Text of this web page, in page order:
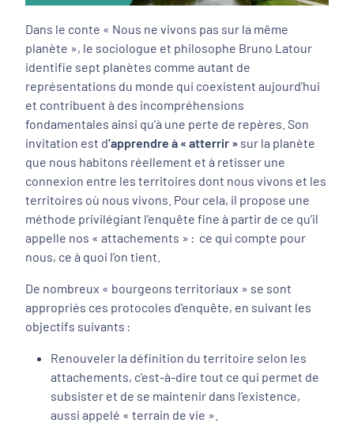
Dans le conte « Nous ne vivons pas sur la même
planète », le sociologue et philosophe Bruno Latour
identifie sept planètes comme autant de
représentations du monde qui coexistent aujourd’hui
et contribuent à des incompréhensions
fondamentales ainsi qu’à une perte de repères. Son
invitation est d’apprendre à « atterrir » sur la planète
que nous habitons réellement et à retisser une
connexion entre les territoires dont nous vivons et les
territoires où nous vivons. Pour cela, il propose une
méthode privilégiant l’enquête fine à partir de ce qu’il
appelle nos « attachements » : ce qui compte pour
nous, ce à quoi l’on tient.
De nombreux « bourgeons territoriaux » se sont
appropriés ces protocoles d’enquête, en suivant les
objectifs suivants :
Renouveler la définition du territoire selon les
attachements, c’est-à-dire tout ce qui permet de
subsister et de se maintenir dans l’existence,
aussi appelé « terrain de vie ».